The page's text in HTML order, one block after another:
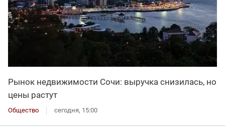
Рынок недвижимости Сочи: выручка снизилась, но
цены растут
Общество сегодня, 15:00